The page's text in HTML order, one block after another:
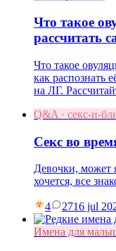
Что такое
рассчитать
Что такое
как распознать
на ЛГ.
Q&A · секс-и-
Секс во
Девочки, может
хочется, все
4 2716 jul
Имена для